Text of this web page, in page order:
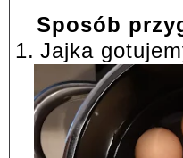
Sposób
1. Jajka